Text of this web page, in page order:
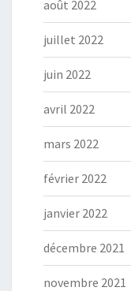
août 2022
juillet 2022
juin 2022
avril 2022
mars 2022
février 2022
janvier 2022
décembre 2021
novembre 2021